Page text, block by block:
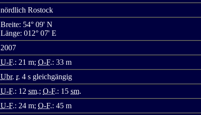
nördlich Rostock
Breite: 54° 09' N
Länge: 012° 07' E
2007
U-F.: 21 m; O-F.: 33 m
Ubr. r. 4 s gleichgängig
U-F.: 12 sm.; O-F.: 15 sm.
U-F.: 24 m; O-F.: 45 m